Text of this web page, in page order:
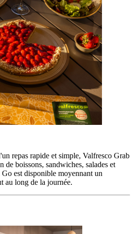
repas rapide et simple, Valfresco Grab
de boissons, sandwiches, salades et
est disponible moyennant un
au long de la journée.